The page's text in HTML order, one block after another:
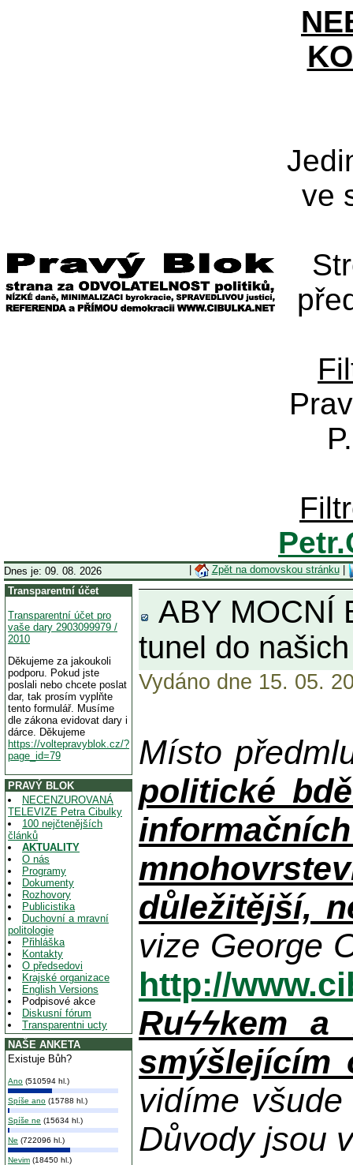
ve
Dnes je: 09. 08. 2026 Zpět na domovskou stránku|
Transparentní účet
Transparentní účet pro
vaše dary 2903099979 /
2010
Děkujeme za jakoukoli
podporu. Pokud jste
poslali nebo chcete poslat
dar, tak prosím vyplňte
tento formulář. Musíme
dle zákona evidovat dary i
dárce. Děkujeme
https://voltepravyblok.cz/?
page_id=79
PRAVÝ BLOK
NECENZUROVANÁ
TELEVIZE Petra Cibulky
100 nejčtenějších
článků
AKTUALITY
O nás
Programy
Dokumenty
Rozhovory
Publicistika
Duchovní a mravní
politologie
Přihláška
Kontakty
O předsedovi
Krajské organizace
English Versions
Podpisové akce
Diskusní fórum
Transparentni ucty
NAŠE ANKETA
Existuje Bůh?
Ano (510594 hl.)
Spíše ano (15788 hl.)
Spíše ne (15634 hl.)
Ne (722096 hl.)
Nevim (18450 hl.)
ABY MOCNÍ
tunel do
Vydáno dne 15. 05.
Místo
politické
důležitější,
vize George
http://
Ruϟϟkem
smýšlejícím
vidíme
Důvody jsou